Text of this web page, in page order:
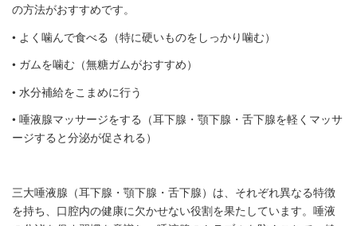
の方法がおすすめです。
• よく噛んで食べる（特に硬いものをしっかり噛む）
• ガムを噛む（無糖ガムがおすすめ）
• 水分補給をこまめに行う
• 唾液腺マッサージをする（耳下腺・顎下腺・舌下腺を軽くマッサ
ージすると分泌が促される）
三大唾液腺（耳下腺・顎下腺・舌下腺）は、それぞれ異なる特徴
を持ち、口腔内の健康に欠かせない役割を果たしています。唾液